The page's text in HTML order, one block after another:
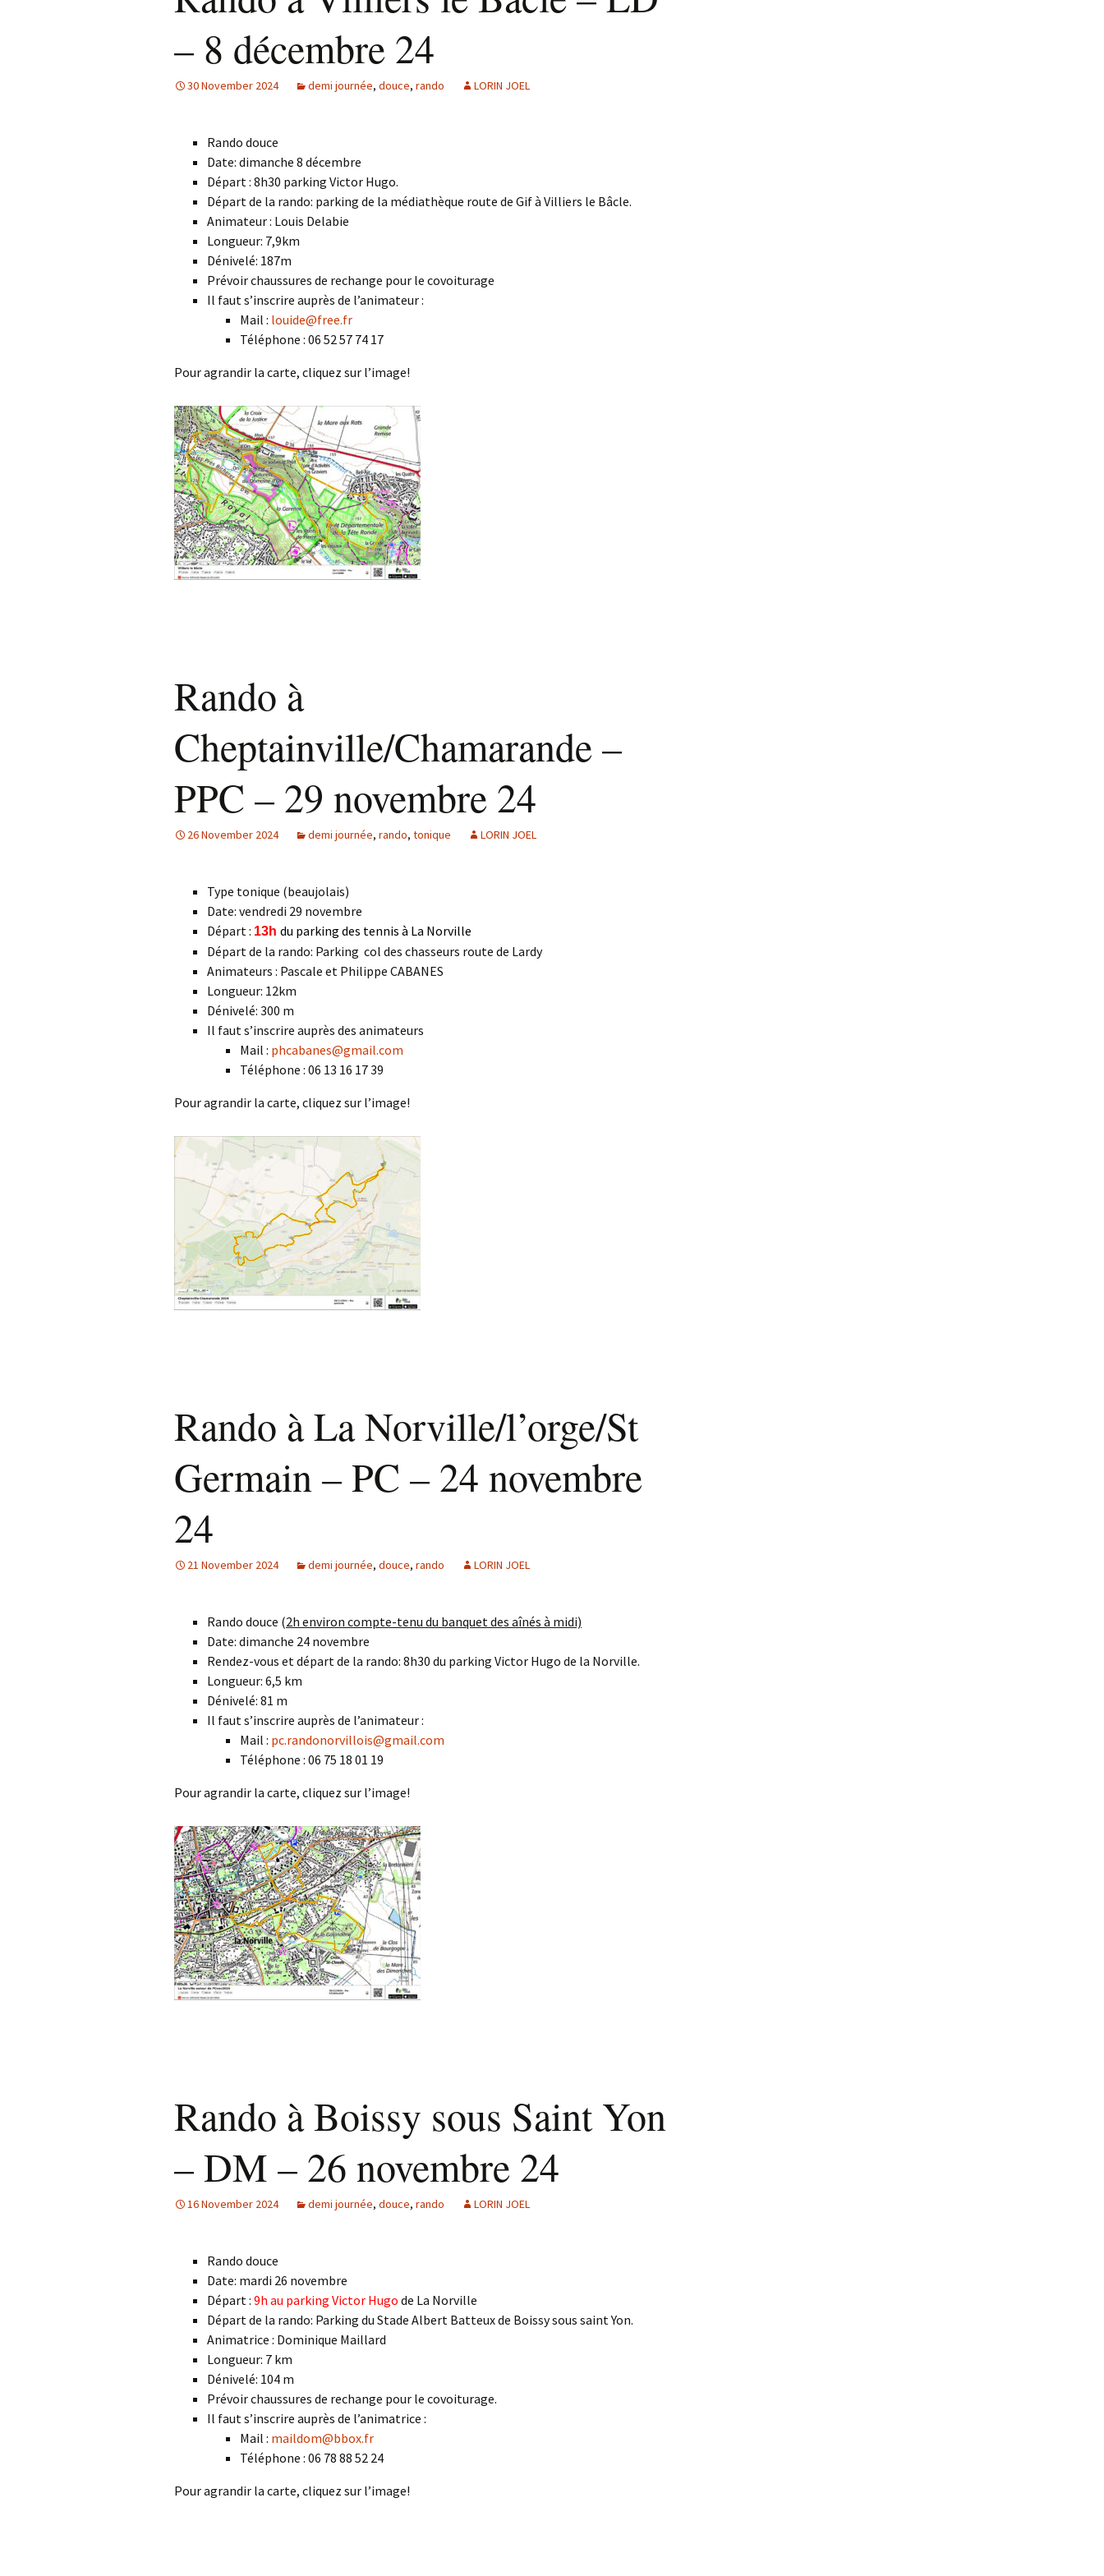
– 8 décembre 24
30 November 2024 demi journée, douce, rando LORIN JOEL
Rando douce
Date: dimanche 8 décembre
Départ : 8h30 parking Victor Hugo.
Départ de la rando: parking de la médiathèque route de Gif à Villiers le Bâcle.
Animateur : Louis Delabie
Longueur: 7,9km
Dénivelé: 187m
Prévoir chaussures de rechange pour le covoiturage
Il faut s’inscrire auprès de l’animateur :
Mail : louide@free.fr
Téléphone : 06 52 57 74 17
Pour agrandir la carte, cliquez sur l’image!
Rando à
Cheptainville/Chamarande –
PPC – 29 novembre 24
26 November 2024 demi journée, rando, tonique LORIN JOEL
Type tonique (beaujolais)
Date: vendredi 29 novembre
Départ : 13h du parking des tennis à La Norville
Départ de la rando: Parking col des chasseurs route de Lardy
Animateurs : Pascale et Philippe CABANES
Longueur: 12km
Dénivelé: 300 m
Il faut s’inscrire auprès des animateurs
Mail : phcabanes@gmail.com
Téléphone : 06 13 16 17 39
Pour agrandir la carte, cliquez sur l’image!
Rando à La Norville/l’orge/St
Germain – PC – 24 novembre
24
21 November 2024 demi journée, douce, rando LORIN JOEL
Rando douce (2h environ compte-tenu du banquet des aînés à midi)
Date: dimanche 24 novembre
Rendez-vous et départ de la rando: 8h30 du parking Victor Hugo de la Norville.
Longueur: 6,5 km
Dénivelé: 81 m
Il faut s’inscrire auprès de l’animateur :
Mail : pc.randonorvillois@gmail.com
Téléphone : 06 75 18 01 19
Pour agrandir la carte, cliquez sur l’image!
Rando à Boissy sous Saint Yon
– DM – 26 novembre 24
16 November 2024 demi journée, douce, rando LORIN JOEL
Rando douce
Date: mardi 26 novembre
Départ : 9h au parking Victor Hugo de La Norville
Départ de la rando: Parking du Stade Albert Batteux de Boissy sous saint Yon.
Animatrice : Dominique Maillard
Longueur: 7 km
Dénivelé: 104 m
Prévoir chaussures de rechange pour le covoiturage.
Il faut s’inscrire auprès de l’animatrice :
Mail : maildom@bbox.fr
Téléphone : 06 78 88 52 24
Pour agrandir la carte, cliquez sur l’image!